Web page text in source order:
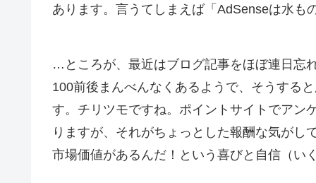
あります。言うてしまえば「AdSenseは水も
…ところが、最近はブログ記事をほぼ連日忘
100前後まんべんなくあるようで、そうする
す。チリツモですね。ポイントサイトでアン
りますが、それがちょっとした報酬な気がし
市場価値があるんだ！という喜びと自信（い